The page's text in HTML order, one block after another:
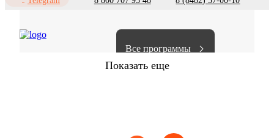
Все программы
Показать еще